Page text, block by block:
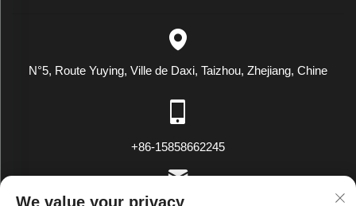
N°5, Route Yuying, Ville de Daxi, Taizhou, Zhejiang, Chine
+86-15858662245
We value your privacy